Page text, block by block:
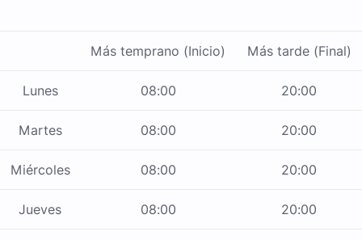
Más temprano (Inicio) Más tarde (Final)
Lunes 08:00 20:00
Martes 08:00 20:00
Miércoles 08:00 20:00
Jueves 08:00 20:00